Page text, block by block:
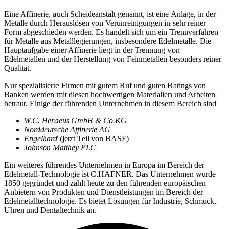
Eine Affinerie, auch Scheideanstalt genannt, ist eine Anlage, in der
Metalle durch Herauslösen von Verunreinigungen in sehr reiner
Form abgeschieden werden. Es handelt sich um ein Trennverfahren
für Metalle aus Metalllegierungen, insbesondere Edelmetalle. Die
Hauptaufgabe einer Affinerie liegt in der Trennung von
Edelmetallen und der Herstellung von Feinmetallen besonders reiner
Qualität.
Nur spezialisierte Firmen mit gutem Ruf und guten Ratings von
Banken werden mit diesen hochwertigen Materialien und Arbeiten
betraut. Einige der führenden Unternehmen in diesem Bereich sind
W.C. Heraeus GmbH & Co.KG
Norddeutsche Affinerie AG
Engelhard (jetzt Teil von BASF)
Johnson Matthey PLC
Ein weiteres führendes Unternehmen in Europa im Bereich der
Edelmetall-Technologie ist C.HAFNER. Das Unternehmen wurde
1850 gegründet und zählt heute zu den führenden europäischen
Anbietern von Produkten und Dienstleistungen im Bereich der
Edelmetalltechnologie. Es bietet Lösungen für Industrie, Schmuck,
Uhren und Dentaltechnik an.